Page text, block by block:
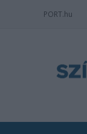
PORT.hu